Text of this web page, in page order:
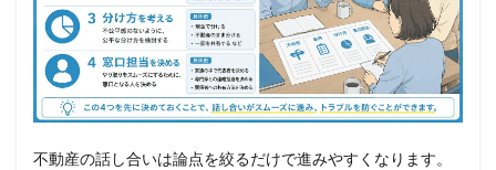
不動産の話し合いは論点を絞るだけで進みやすくなります。